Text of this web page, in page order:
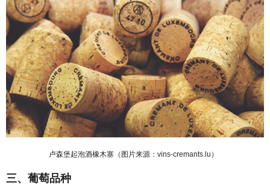
卢森堡起泡酒橡木塞 （图片来源：vins-cremants.lu）
三、葡萄品种